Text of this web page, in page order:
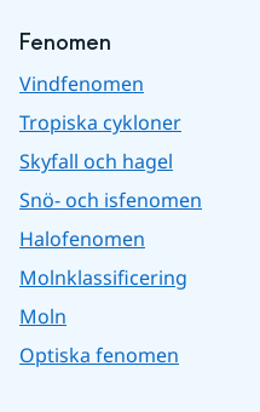
Fenomen
Vindfenomen
Tropiska cykloner
Skyfall och hagel
Snö- och isfenomen
Halofenomen
Molnklassificering
Moln
Optiska fenomen